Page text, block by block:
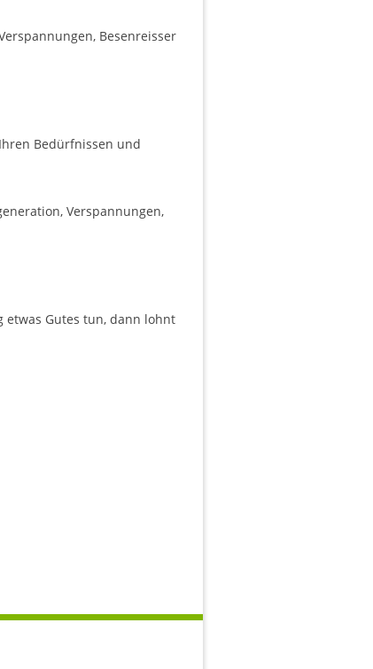
Besenreisser
Bedürfnissen und
Verspannungen,
etwas Gutes tun, dann lohnt